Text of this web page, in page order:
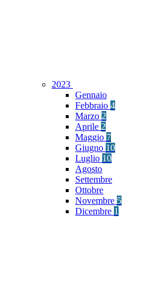
2023
Gennaio
Febbraio 4
Marzo 2
Aprile 2
Maggio 7
Giugno 10
Luglio 10
Agosto
Settembre
Ottobre
Novembre 5
Dicembre 1